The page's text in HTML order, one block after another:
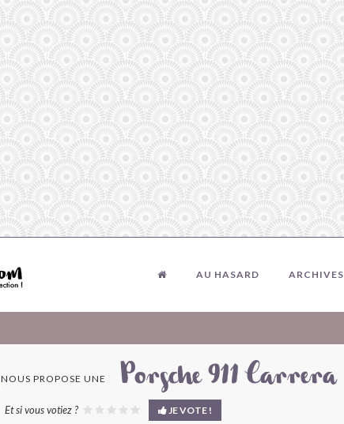
AU HASARD ARCHIVES
NOUS PROPOSE UNE Porsche 911 Carrera
Et si vous votiez ? JE VOTE !